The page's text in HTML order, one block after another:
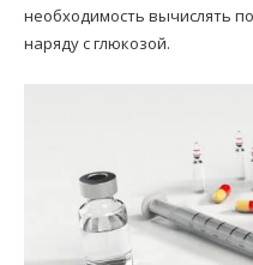
необходимость вычислять
наряду с глюкозой.